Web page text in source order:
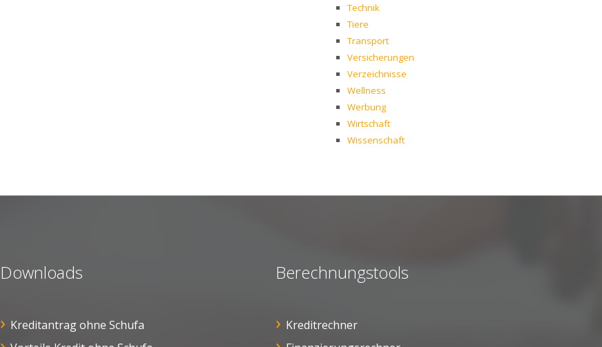
Technik
Tiere
Transport
Versicherungen
Verzeichnisse
Wellness
Werbung
Wirtschaft
Wissenschaft
Downloads
Kreditantrag ohne Schufa
Berechnungstools
Kreditrechner